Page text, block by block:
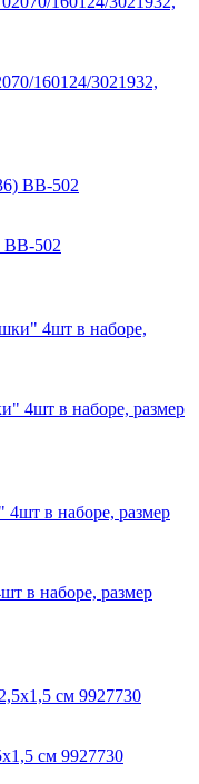
160124/3021932,
BB-502
4шт в наборе, размер
в наборе, размер
см 9927730